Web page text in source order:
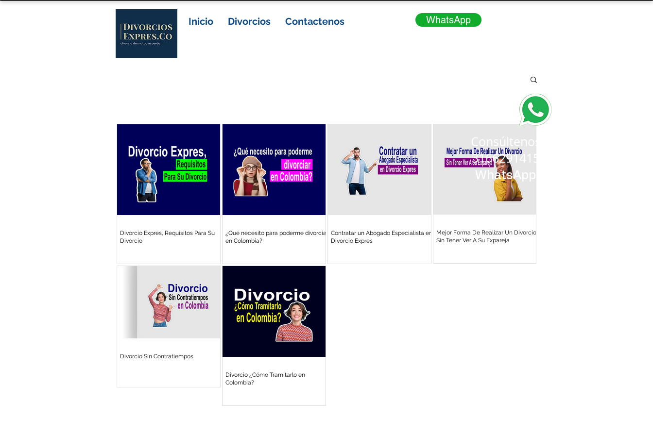
Consúltenos
3166291415
WhatsApp
Inicio Divorcios Contactenos WhatsApp
Divorcio Expres, Requisitos Para Su
Divorcio
¿Qué necesito para poderme divorciar
en Colombia?
Contratar un Abogado Especialista en
Divorcio Expres
Mejor Forma De Realizar Un Divorcio
Sin Tener Ver A Su Expareja
Divorcio Sin Contratiempos
Divorcio ¿Cómo Tramitarlo en
Colombia?